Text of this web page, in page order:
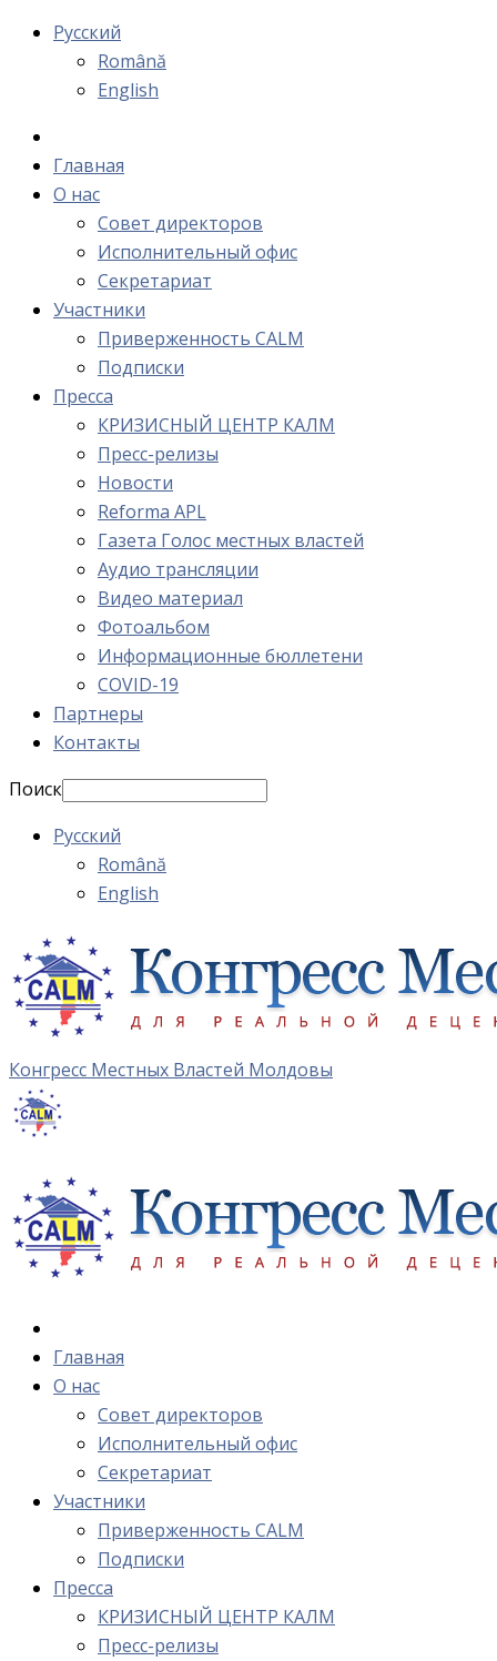
Русский
Română
English
Главная
О нас
Cовет директоров
Исполнительный офис
Cекретариат
Участники
Приверженность CALM
Подписки
Пресса
КРИЗИСНЫЙ ЦЕНТР КАЛМ
Пресс-релизы
Новости
Reforma APL
Газета Голос местных властей
Аудио трансляции
Видео материал
Фотоальбом
Информационные бюллетени
COVID-19
Партнеры
Контакты
Поиск
Русский
Română
English
Конгресс Местных Властей Молдовы
Главная
О нас
Cовет директоров
Исполнительный офис
Cекретариат
Участники
Приверженность CALM
Подписки
Пресса
КРИЗИСНЫЙ ЦЕНТР КАЛМ
Пресс-релизы